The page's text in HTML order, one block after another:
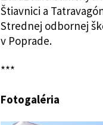
Štiavnici a
Strednej odbornej
v Poprade.
***
Fotogaléria